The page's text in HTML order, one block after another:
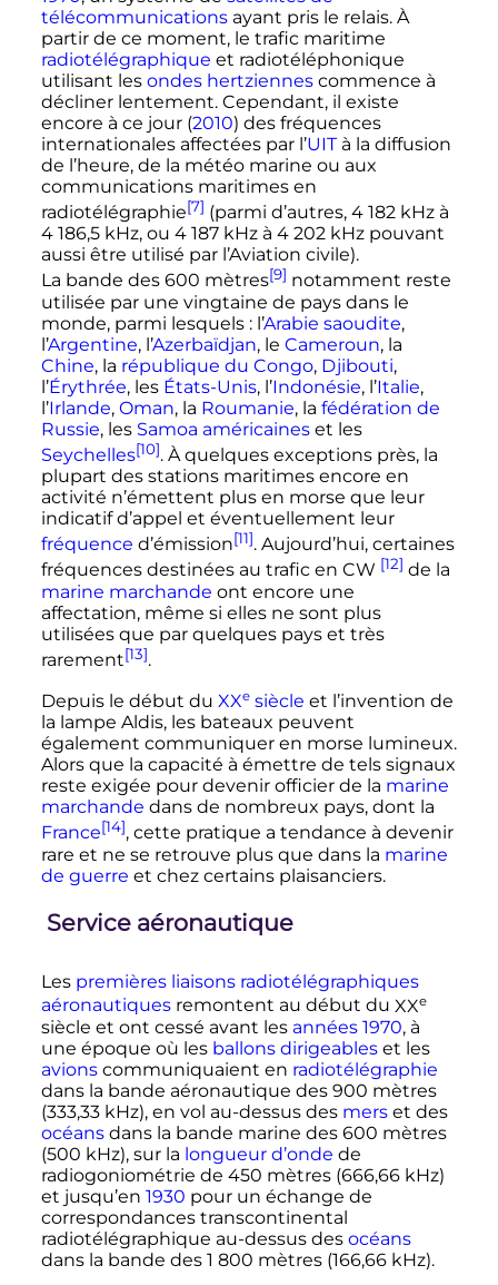
télécommunicationsayant pris le relais. À
partir de ce moment, le trafic maritime
radiotélégraphique et radiotéléphonique
utilisant les ondes hertziennescommence à
décliner lentement. Cependant, il existe
encore à ce jour (2010) des fréquences
internationales affectées par l’UITà la diffusion
de l’heure, de la météo marine ou aux
communications maritimes en
radiotélégraphie[7] (parmi d’autres, 4 182 kHzà
4 186,5 kHz, ou 4 187 kHzà 4 202 kHzpouvant
aussi être utilisé par l’Aviation civile).
La bande des 600 mètres[9] notamment reste
utilisée par une vingtaine de pays dans le
monde, parmi lesquels : l’Arabie saoudite,
l’Argentine, l’Azerbaïdjan, le Cameroun, la
Chine, la république du Congo, Djibouti,
l’Érythrée, les États-Unis, l’Indonésie, l’Italie,
l’Irlande, Oman, la Roumanie, la fédération de
Russie, les Samoa américaineset les
Seychelles[10]. À quelques exceptions près, la
plupart des stations maritimes encore en
activité n’émettent plus en morse que leur
indicatif d’appel et éventuellement leur
fréquence d’émission[11]. Aujourd’hui, certaines
fréquences destinées au trafic en CW [12] de la
marine marchande ont encore une
affectation, même si elles ne sont plus
utilisées que par quelques pays et très
rarement[13].
Depuis le début du XXesiècle et l’invention de
la lampe Aldis, les bateaux peuvent
également communiquer en morse lumineux.
Alors que la capacité à émettre de tels signaux
reste exigée pour devenir officier de la marine
marchande dans de nombreux pays, dont la
France[14], cette pratique a tendance à devenir
rare et ne se retrouve plus que dans la marine
de guerre et chez certains plaisanciers.
Service aéronautique
Les premières liaisons radiotélégraphiques
aéronautiquesremontent au début du XXe
siècle et ont cessé avant les années 1970, à
une époque où les ballons dirigeableset les
avionscommuniquaient en radiotélégraphie
dans la bande aéronautique des 900 mètres
(333,33 kHz), en vol au-dessus des merset des
océansdans la bande marine des 600 mètres
(500 kHz), sur la longueur d’onde de
radiogoniométrie de 450 mètres(666,66 kHz)
et jusqu’en 1930 pour un échange de
correspondances transcontinental
radiotélégraphique au-dessus des océans
dans la bande des 1 800 mètres(166,66 kHz).